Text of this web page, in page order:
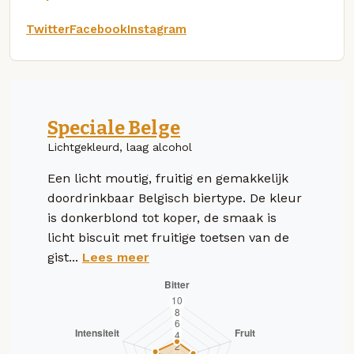
TwitterFacebookInstagram
Speciale Belge
Lichtgekleurd, laag alcohol
Een licht moutig, fruitig en gemakkelijk
doordrinkbaar Belgisch biertype. De kleur
is donkerblond tot koper, de smaak is
licht biscuit met fruitige toetsen van de
gist... Lees meer